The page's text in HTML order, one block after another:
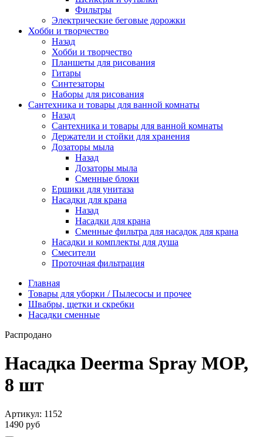
Фильтры
Электрические беговые дорожки
Хобби и творчество
Назад
Хобби и творчество
Планшеты для рисования
Гитары
Синтезаторы
Наборы для рисования
Сантехника и товары для ванной комнаты
Назад
Сантехника и товары для ванной комнаты
Держатели и стойки для хранения
Дозаторы мыла
Назад
Дозаторы мыла
Сменные блоки
Ершики для унитаза
Насадки для крана
Назад
Насадки для крана
Сменные фильтра для насадок для крана
Насадки и комплекты для душа
Смесители
Проточная фильтрация
Главная
Товары для уборки / Пылесосы и прочее
Швабры, щетки и скребки
Насадки сменные
Распродано
Насадка Deerma Spray MOP,
8 шт
Артикул: 1152
1490 руб